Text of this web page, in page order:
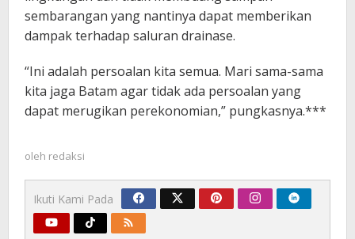
sembarangan yang nantinya dapat memberikan
dampak terhadap saluran drainase.
“Ini adalah persoalan kita semua. Mari sama-sama
kita jaga Batam agar tidak ada persoalan yang
dapat merugikan perekonomian,” pungkasnya.***
oleh redaksi
Ikuti Kami Pada